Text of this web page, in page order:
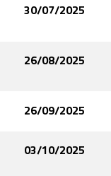
30/07/2025
26/08/2025
26/09/2025
03/10/2025